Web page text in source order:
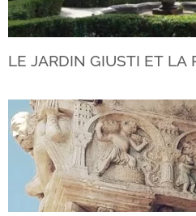
LE JARDIN GIUSTI ET LA